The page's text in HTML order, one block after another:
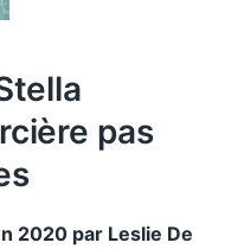
pas
2020 par Leslie De